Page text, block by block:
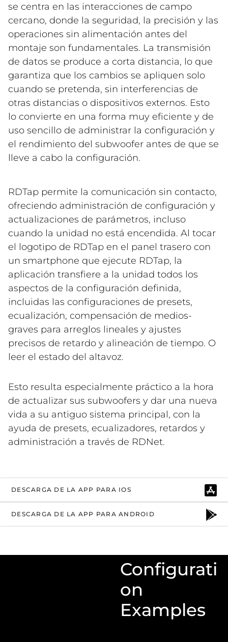
RDTap permite la comunicación sin contacto,
ofreciendo administración de configuración y
actualizaciones de parámetros, incluso
cuando la unidad no está encendida. Al tocar
el logotipo de RDTap en el panel trasero con
un smartphone que ejecute RDTap, la
aplicación transfiere a la unidad todos los
aspectos de la configuración definida,
incluidas las configuraciones de presets,
ecualización, compensación de medios-
graves para arreglos lineales y ajustes
precisos de retardo y alineación de tiempo. O
leer el estado del altavoz.
Esto resulta especialmente práctico a la hora
de actualizar sus subwoofers y dar una nueva
vida a su antiguo sistema principal, con la
ayuda de presets, ecualizadores, retardos y
administración a través de RDNet.
se centra en las interacciones de campo
cercano, donde la seguridad, la precisión y las
operaciones sin alimentación antes del
montaje son fundamentales. La transmisión
de datos se produce a corta distancia, lo que
garantiza que los cambios se apliquen solo
cuando se pretenda, sin interferencias de
otras distancias o dispositivos externos. Esto
lo convierte en una forma muy eficiente y de
uso sencillo de administrar la configuración y
el rendimiento del subwoofer antes de que se
lleve a cabo la configuración.
DESCARGA DE LA APP PARA IOS
DESCARGA DE LA APP PARA ANDROID
Configurati
on
Examples